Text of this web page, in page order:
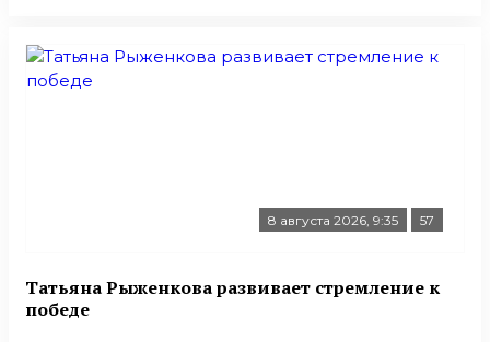
8 августа 2026, 9:35 57
Татьяна Рыженкова развивает стремление к
победе